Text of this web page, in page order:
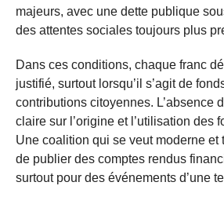
majeurs, avec une dette publique
des attentes sociales toujours plus
Dans ces conditions, chaque franc
justifié, surtout lorsqu’il s’agit de
contributions citoyennes. L’absence
claire sur l’origine et l’utilisation des
Une coalition qui se veut moderne et
de publier des comptes rendus
surtout pour des événements d’une